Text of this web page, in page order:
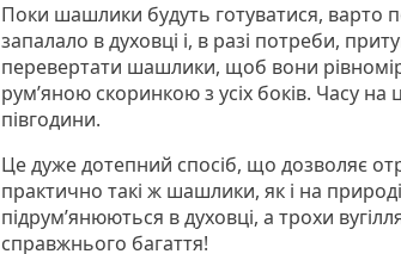
Поки шашлики будуть готуватися, варто
запалало в духовці і, в разі потреби,
перевертати шашлики, щоб вони
рум’яною скоринкою з усіх боків. Часу
півгодини.
Це дуже дотепний спосіб, що дозволяє
практично такі ж шашлики, як і на
підрум’янюються в духовці, а трохи
справжнього багаття!